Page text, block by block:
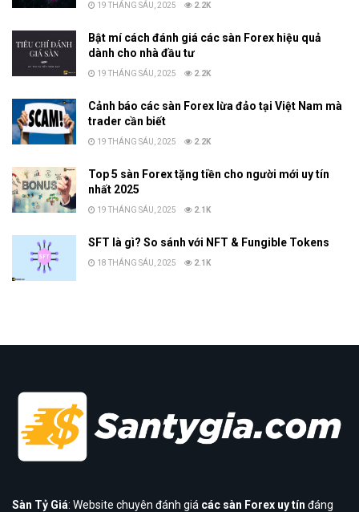
19 THÁNG SÁU, 2025 2.2K
Bật mí cách đánh giá các sàn Forex hiệu quả
dành cho nhà đầu tư
19 THÁNG SÁU, 2025 2.2K
Cảnh báo các sàn Forex lừa đảo tại Việt Nam mà
trader cần biết
19 THÁNG SÁU, 2025 2.2K
Top 5 sàn Forex tặng tiền cho người mới uy tín
nhất 2025
19 THÁNG SÁU, 2025 2.1K
SFT là gì? So sánh với NFT & Fungible Tokens
18 THÁNG SÁU, 2025 2.1K
Sàn Tỷ Giá: Website chuyên đánh giá các sàn Forex uy tín đáng